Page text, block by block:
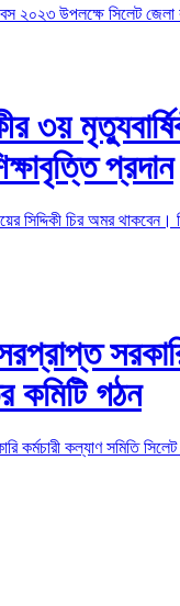
২০২৩ উপলক্ষে সিলেট
৩য়
প্রদান
সিদ্দিকী চির অমর থাকবেন।
কমিটি গঠন
কর্মচারী কল্যাণ সমিতি